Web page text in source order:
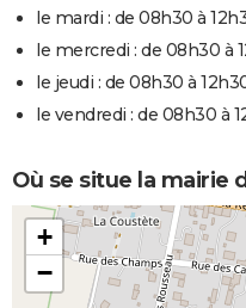
le mardi : de 08h30 à
le mercredi : de 08h30 à
le jeudi : de 08h30 à
le vendredi : de 08h30 à
Où se situe la mairie
+
−